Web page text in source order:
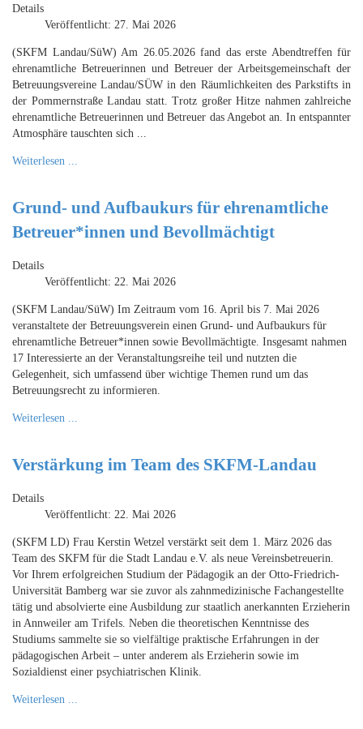
Details
Veröffentlicht: 27. Mai 2026
(SKFM Landau/SüW) Am 26.05.2026 fand das erste Abendtreffen für
ehrenamtliche Betreuerinnen und Betreuer der Arbeitsgemeinschaft der
Betreuungsvereine Landau/SÜW in den Räumlichkeiten des Parkstifts in
der Pommernstraße Landau statt. Trotz großer Hitze nahmen zahlreiche
ehrenamtliche Betreuerinnen und Betreuer das Angebot an. In entspannter
Atmosphäre tauschten sich ...
Weiterlesen ...
Grund- und Aufbaukurs für ehrenamtliche
Betreuer*innen und Bevollmächtigt
Details
Veröffentlicht: 22. Mai 2026
(SKFM Landau/SüW) Im Zeitraum vom 16. April bis 7. Mai 2026
veranstaltete der Betreuungsverein einen Grund- und Aufbaukurs für
ehrenamtliche Betreuer*innen sowie Bevollmächtigte. Insgesamt nahmen
17 Interessierte an der Veranstaltungsreihe teil und nutzten die
Gelegenheit, sich umfassend über wichtige Themen rund um das
Betreuungsrecht zu informieren.
Weiterlesen ...
Verstärkung im Team des SKFM-Landau
Details
Veröffentlicht: 22. Mai 2026
(SKFM LD) Frau Kerstin Wetzel verstärkt seit dem 1. März 2026 das
Team des SKFM für die Stadt Landau e.V. als neue Vereinsbetreuerin.
Vor Ihrem erfolgreichen Studium der Pädagogik an der Otto-Friedrich-
Universität Bamberg war sie zuvor als zahnmedizinische Fachangestellte
tätig und absolvierte eine Ausbildung zur staatlich anerkannten Erzieherin
in Annweiler am Trifels. Neben die theoretischen Kenntnisse des
Studiums sammelte sie so vielfältige praktische Erfahrungen in der
pädagogischen Arbeit – unter anderem als Erzieherin sowie im
Sozialdienst einer psychiatrischen Klinik.
Weiterlesen ...